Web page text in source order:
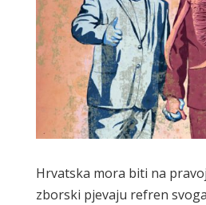
Hrvatska mora biti na
zborski pjevaju refren